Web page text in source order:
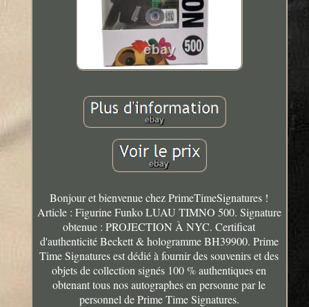
Bonjour et bienvenue chez PrimeTimeSignatures !
Article : Figurine Funko LUAU TIMNO 500. Signature
obtenue : PROJECTION À NYC. Certificat
d'authenticité Beckett & hologramme BH39900. Prime
Time Signatures est dédié à fournir des souvenirs et des
objets de collection signés 100 % authentiques en
obtenant tous nos autographes en personne par le
personnel de Prime Time Signatures.